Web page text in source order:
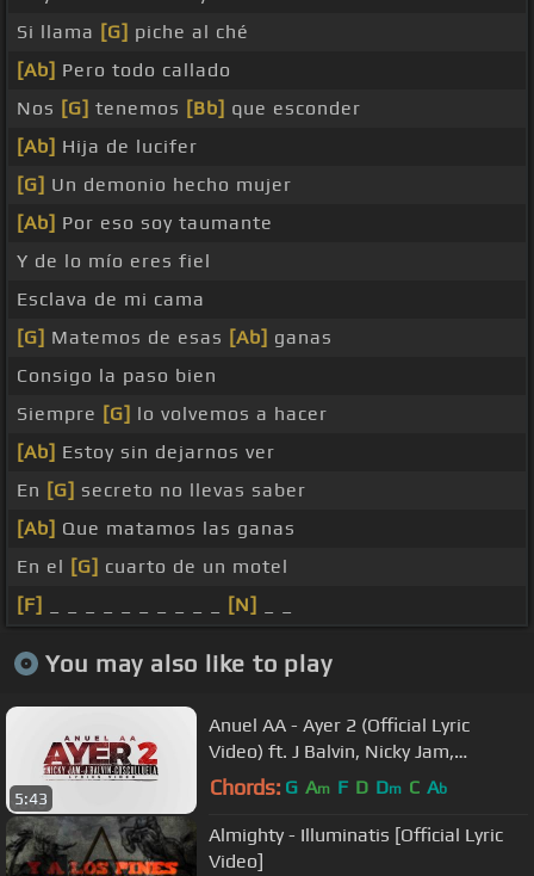
Si llama [G] piche al ché
[Ab] Pero todo callado
Nos [G] tenemos [Bb] que esconder
[Ab] Hija de lucifer
[G] Un demonio hecho mujer
[Ab] Por eso soy taumante
Y de lo mío eres fiel
Esclava de mi cama
[G] Matemos de esas [Ab] ganas
Consigo la paso bien
Siempre [G] lo volvemos a hacer
[Ab] Estoy sin dejarnos ver
En [G] secreto no llevas saber
[Ab] Que matamos las ganas
En el [G] cuarto de un motel
[F]
[N]
You may also like to play
5:43
Anuel AA - Ayer 2 (Official Lyric
Video) ft. J Balvin, Nicky Jam,
Cosculluela, DJ Nelson
Chords: G Am F D Dm C Ab
Almighty - Illuminatis [Official Lyric
Video]